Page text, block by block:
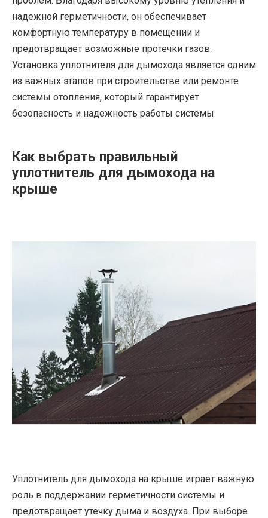
надежной герметичности, он обеспечивает
комфортную температуру в помещении и
предотвращает возможные протечки газов.
Установка уплотнителя для дымохода является одним
из важных этапов при строительстве или ремонте
системы отопления, который гарантирует
безопасность и надежность работы системы.
Как выбрать правильный
уплотнитель для дымохода на
крыше
Уплотнитель для дымохода на крыше играет важную
роль в поддержании герметичности системы и
предотвращает утечку дыма и воздуха. При выборе